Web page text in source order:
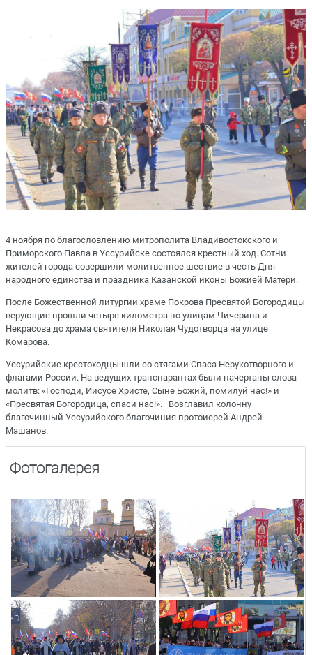
4 ноября по благословлению митрополита Владивостокского и
Приморского Павла в Уссурийске состоялся крестный ход. Сотни
жителей города совершили молитвенное шествие в честь Дня
народного единства и праздника Казанской иконы Божией Матери.
После Божественной литургии храме Покрова Пресвятой Богородицы
верующие прошли четыре километра по улицам Чичерина и
Некрасова до храма святителя Николая Чудотворца на улице
Комарова.
Уссурийские крестоходцы шли со стягами Спаса Нерукотворного и
флагами России. На ведущих транспарантах были начертаны слова
молитв: «Господи, Иисусе Христе, Сыне Божий, помилуй нас!» и
«Пресвятая Богородица, спаси нас!». Возглавил колонну
благочинный Уссурийского благочиния протоиерей Андрей
Машанов.
Фотогалерея